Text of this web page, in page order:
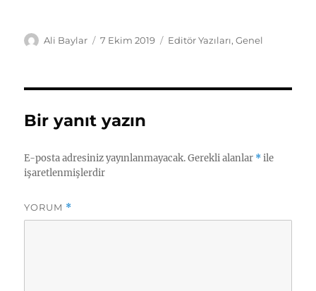
Yazar
Ali Baylar
Yayın
7 Ekim 2019 Kategoriler
Editör Yazıları,Genel
Bir yanıt yazın
E-posta adresiniz yayınlanmayacak. Gerekli alanlar *ile
işaretlenmişlerdir
YORUM *